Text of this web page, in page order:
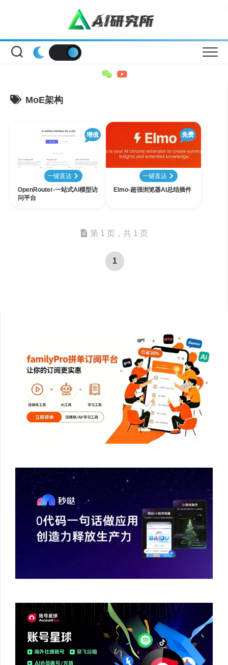
MoE架构
增值
一键直达
OpenRouter-一站式AI模型访
问平台
免费
一键直达
Elmo-超强浏览器AI总结插件
第 1 页，共 1 页
1